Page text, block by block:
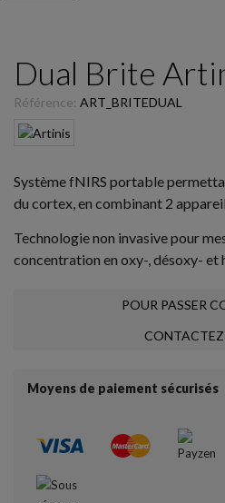
Dual Brite
Référence: ART_BRITEDUAL
Système fNIRS portable
du cortex, en combinant 2
Technologie non invasive pour
concentration en oxy-, désoxy-
POUR PASSER
Moyens de paiement sécurisés